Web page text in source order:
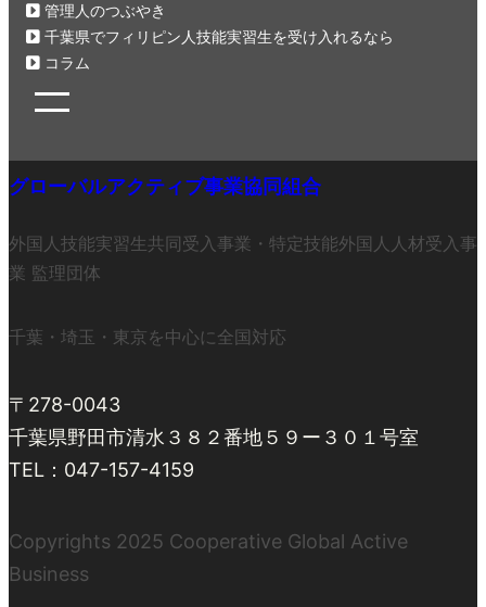
管理人のつぶやき
千葉県でフィリピン人技能実習生を受け入れるなら
コラム
グローバルアクティブ事業協同組合
外国人技能実習生共同受入事業・特定技能外国人人材受入事
業 監理団体
千葉・埼玉・東京を中心に全国対応
〒278-0043
千葉県野田市清水３８２番地５９ー３０１号室
TEL：047-157-4159
Copyrights 2025 Cooperative Global Active
Business